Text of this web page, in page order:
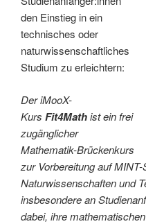
den Einstieg in ein
technisches oder
naturwissenschaftliches
Studium zu erleichtern:
Der iMooX-
Kurs Fit4Mathist ein frei
zugänglicher
Mathematik-Brückenkurs
zur Vorbereitung auf
Naturwissenschaften und
insbesondere an
dabei, ihre